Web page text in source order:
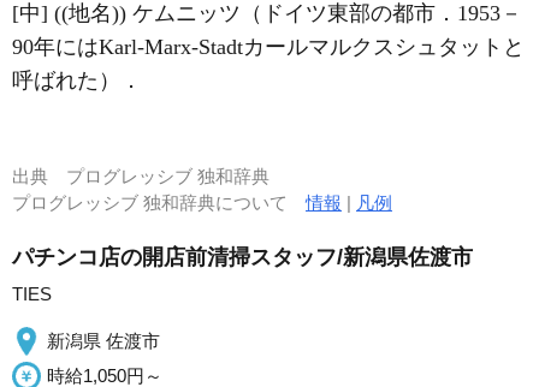
[中] ((地名)) ケムニッツ（ドイツ東部の都市．1953－
90年にはKarl-Marx-Stadtカールマルクスシュタットと
呼ばれた）．
出典 プログレッシブ 独和辞典
プログレッシブ 独和辞典について情報 | 凡例
パチンコ店の開店前清掃スタッフ/新潟県佐渡市
TIES
新潟県 佐渡市
時給1,050円～